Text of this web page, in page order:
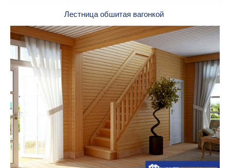
Лестница обшитая вагонкой